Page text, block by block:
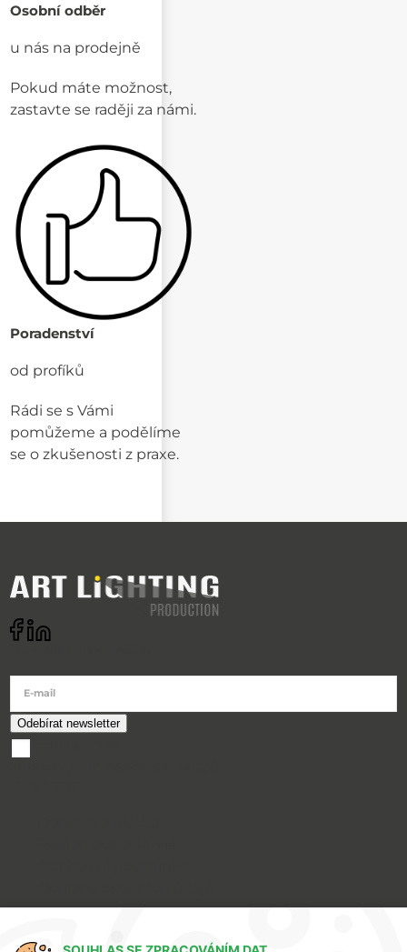
Osobní odběr
u nás na prodejně
Pokud máte možnost,
zastavte se raději za námi.
Poradenství
od profíků
Rádi se s Vámi
pomůžeme a podělíme
se o zkušenosti z praxe.
E-mail